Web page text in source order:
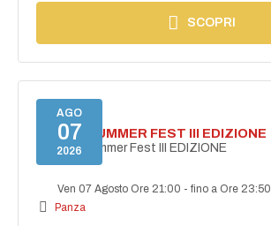
SCOPRI
AGO
07
2026
PANZA SUMMER FEST III EDIZIONE
PANZA Summer Fest III EDIZIONE
Ven 07 Agosto Ore 21:00 -fino a Ore 23:50
Panza